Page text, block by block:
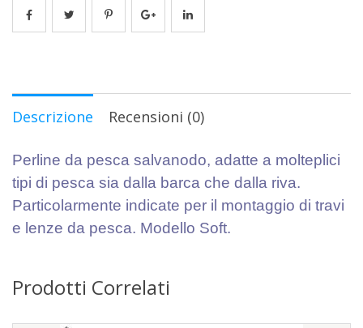
Descrizione Recensioni (0)
Perline da pesca salvanodo, adatte a molteplici
tipi di pesca sia dalla barca che dalla riva.
Particolarmente indicate per il montaggio di travi
e lenze da pesca. Modello Soft.
Prodotti Correlati